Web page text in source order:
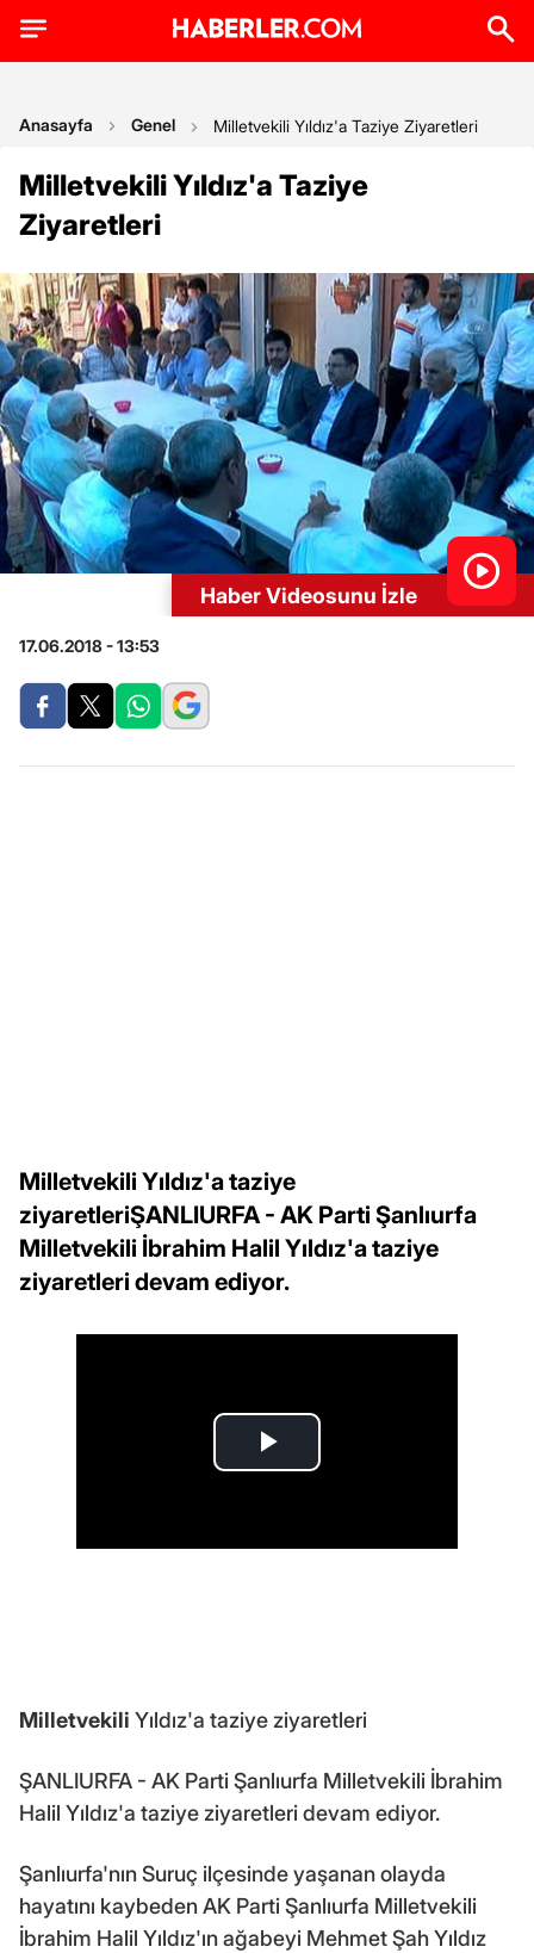
Anasayfa Genel Milletvekili Yıldız'a Taziye Ziyaretleri
Milletvekili Yıldız'a Taziye
Ziyaretleri
Haber Videosunu İzle
17.06.2018 - 13:53
Milletvekili Yıldız'a taziye
ziyaretleriŞANLIURFA - AK Parti Şanlıurfa
Milletvekili İbrahim Halil Yıldız'a taziye
ziyaretleri devam ediyor.
Milletvekili Yıldız'a taziye ziyaretleri
ŞANLIURFA - AK Parti Şanlıurfa Milletvekili İbrahim
Halil Yıldız'a taziye ziyaretleri devam ediyor.
Şanlıurfa'nın Suruç ilçesinde yaşanan olayda
hayatını kaybeden AK Parti Şanlıurfa Milletvekili
İbrahim Halil Yıldız'ın ağabeyi Mehmet Şah Yıldız